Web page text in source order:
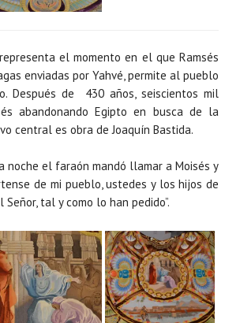
el momento en el que Ramsés
enviadas por Yahvé, permite al pueblo
Después de 430 años, seiscientos mil
abandonando Egipto en busca de la
central es obra de Joaquín Bastida.
noche el faraón mandó llamar a Moisés y
de mi pueblo, ustedes y los hijos de
tal y como lo han pedido”.